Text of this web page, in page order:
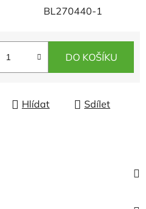
BL270440-1
DO KOŠÍKU
Hlídat Sdílet